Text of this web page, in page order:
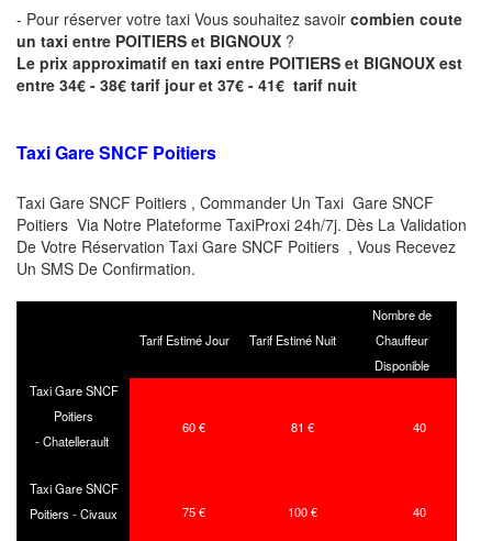
- Pour réserver votre taxi Vous souhaitez savoir combien coute
un taxi entre POITIERS et BIGNOUX ?
Le prix approximatif en taxi entre POITIERS et BIGNOUX est
entre 34€ - 38€ tarif jour et 37€ - 41€ tarif nuit
Taxi Gare SNCF Poitiers
Taxi Gare SNCF Poitiers , Commander Un Taxi Gare SNCF
Poitiers Via Notre Plateforme TaxiProxi 24h/7j. Dès La Validation
De Votre Réservation Taxi Gare SNCF Poitiers , Vous Recevez
Un SMS De Confirmation.
Tarif Estimé Jour Tarif Estimé Nuit
Nombre de
Chauffeur
Disponible
Taxi Gare SNCF
Poitiers
- Chatellerault
60 € 81 € 40
Taxi Gare SNCF
Poitiers - Civaux
75 € 100 € 40